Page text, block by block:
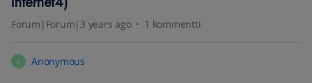
Forum|Forum|3 years ago 1 kommentti
A Anonymous